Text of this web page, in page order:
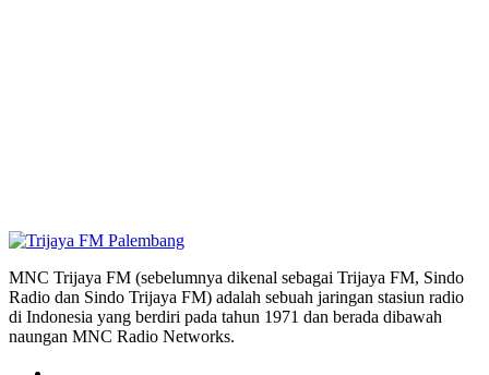
MNC Trijaya FM (sebelumnya dikenal sebagai Trijaya FM, Sindo
Radio dan Sindo Trijaya FM) adalah sebuah jaringan stasiun radio
di Indonesia yang berdiri pada tahun 1971 dan berada dibawah
naungan MNC Radio Networks.